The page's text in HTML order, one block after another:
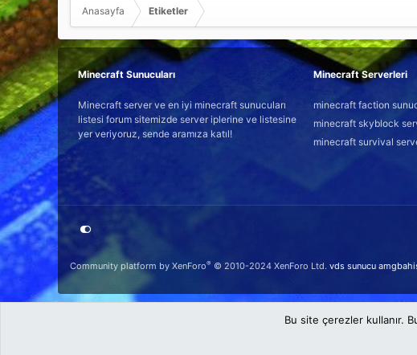
Anasayfa Etiketler
Minecraft Sunucuları
Minecraft server ve en iyi minecraft sunucuları
listesi forum sitemizde server iplerine ve listesine
yer veriyoruz, sende aramıza katıl!
Minecraft Serverleri
minecraft faction
minecraft skyblock
minecraft survival
Community platform by XenForo® © 2010-2024 XenForo Ltd. vds sunucu
Bu site çerezler kullanır.